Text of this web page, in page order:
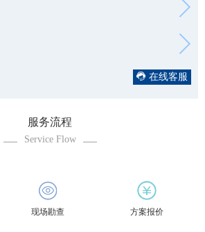
在线客服
服务流程
Service Flow
现场勘查 方案报价